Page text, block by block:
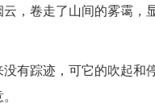
，卷走了山间的雾霭，
有踪迹，可它的吹起和